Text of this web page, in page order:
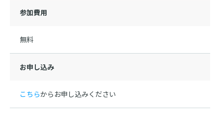
参加費用
無料
お申し込み
こちらからお申し込みください